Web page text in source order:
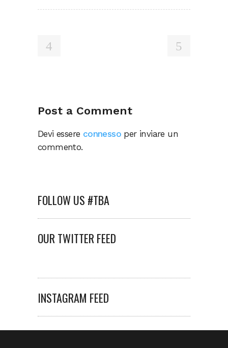
Post a Comment
Devi essere connesso per inviare un
commento.
FOLLOW US #TBA
OUR TWITTER FEED
INSTAGRAM FEED